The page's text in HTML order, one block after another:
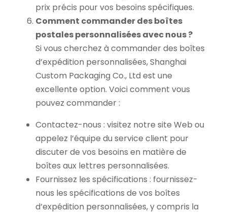
prix précis pour vos besoins spécifiques.
Comment commander des boîtes
postales personnalisées avec nous ?
Si vous cherchez à commander des boîtes
d’expédition personnalisées, Shanghai
Custom Packaging Co., Ltd est une
excellente option. Voici comment vous
pouvez commander :
Contactez-nous : visitez notre site Web ou
appelez l’équipe du service client pour
discuter de vos besoins en matière de
boîtes aux lettres personnalisées.
Fournissez les spécifications : fournissez-
nous les spécifications de vos boîtes
d’expédition personnalisées, y compris la